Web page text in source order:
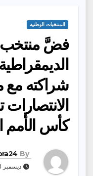
المنتخبات الوطنية
فضَّ منتخب
شراكته
كأس الأمم
By
ديسمبر 23, 2025